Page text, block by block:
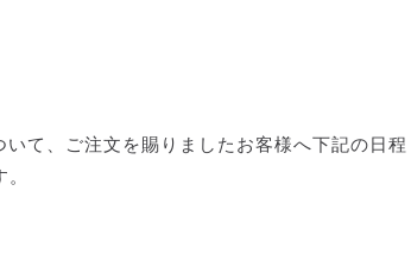
いて、ご注文を賜りましたお客様へ下記の日程